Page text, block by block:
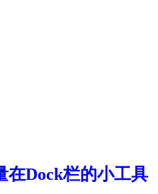
Dock栏的小工具